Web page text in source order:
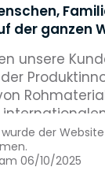
der ganzen
unsere
auf die
Produktion
bis hin
zu
der
06/10/2025